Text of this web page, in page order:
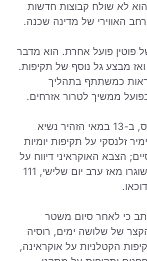
לא שולח קבוצות חדשות
האווירי של מדינה שכנה.
פועל אחרת. הוא מדבר
מבצע גל נוסף של תקיפות.
כמשתתף בתהליך
ממשיך לטרור אזרחים.
לפי נתוני רויטרס, ב-13 במאי הזהיר נשיא
זלנסקי על תקיפות יומיות
הצבא האוקראיני דיווח על
139 רחפנים ששוגרו מאז ערב יום שלישי, 111
כי לאחר סיום משטר
של שלושה ימים, רוסיה
הקטלניות על אוקראינה,